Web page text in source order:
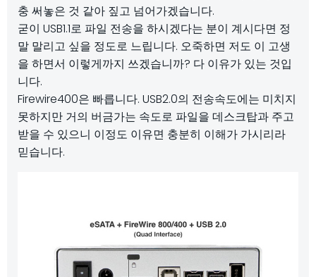
충 써놓은 것 같아 짚고 넘어가겠습니다.
굳이 USB1.1로 파일 전송을 하시겠다는 분이 계시다면 정
말 말리고 싶을 정도로 느립니다. 오죽하면 저도 이 고생
을 하면서 이렇게까지 쓰겠습니까? 다 이유가 있는 것입
니다.
Firewire400은 빠릅니다. USB2.0의 전송속도에는 미치지
못하지만 거의 버금가는 속도로 파일을 데스크탑과 주고
받을 수 있으니 이정도 이유면 충분히 이해가 가시리라
믿습니다.